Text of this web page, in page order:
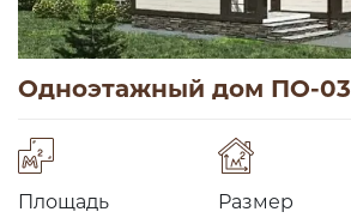
Одноэтажный дом ПО-03
Площадь Размер